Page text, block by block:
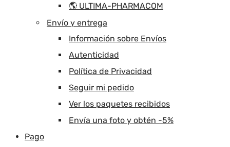
🌎 ULTIMA-PHARMACOM
Envío y entrega
Información sobre Envíos
Autenticidad
Política de Privacidad
Seguir mi pedido
Ver los paquetes recibidos
Envía una foto y obtén -5%
Pago